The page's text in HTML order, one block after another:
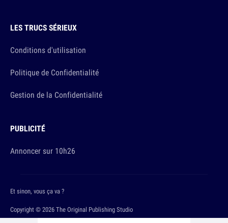
LES TRUCS SÉRIEUX
Conditions d'utilisation
Politique de Confidentialité
Gestion de la Confidentialité
PUBLICITÉ
Annoncer sur 10h26
Copyright © 2026 The Original Publishing Studio
Et sinon, vous ça va ?